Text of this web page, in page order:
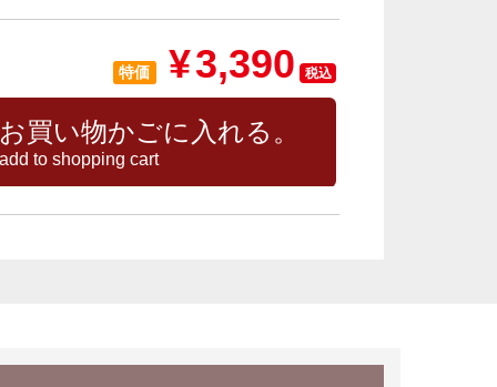
特価 ¥3,390 税込
お買い物かごに入れる。
add to shopping cart